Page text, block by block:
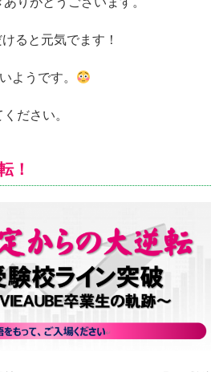
ると元気でます！
ようです。
ださい。
！